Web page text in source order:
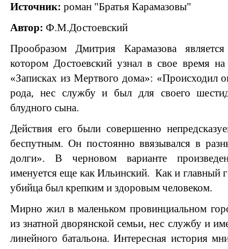
Источник: роман "Братья Карамазовы"
Автор: Ф.М.Достоевский
Прообразом Дмитрия Карамазова
котором Достоевский узнал в свое время на
«Записках из Мертвого дома»: «Происходил
рода, нес службу и был для своего
блудного сына.
Действия его были совершенно
беспутным. Он постоянно ввязывался в
долги». В черновом варианте
именуется еще как Ильинский. Как и главный
убийца был крепким и здоровым человеком.
Мирно жил в маленьком провинциальном
из знатной дворянской семьи, нес службу и
линейного батальона. Интересная история